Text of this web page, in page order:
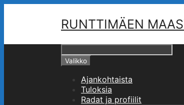
RUNTTIMÄEN
Hae
Valikko
Ajankohtaista
Tuloksia
Radat ja profiilit